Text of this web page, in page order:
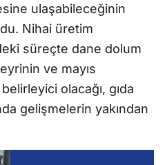
ulaşabileceğinin
Nihai üretim
süreçte dane dolum
ve mayıs
belirleyici olacağı, gıda
gelişmelerin yakından